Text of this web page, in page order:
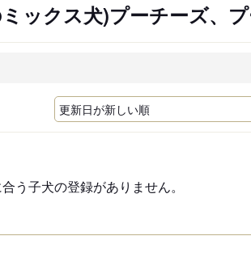
ックス犬)プーチーズ、
う子犬の登録がありません。